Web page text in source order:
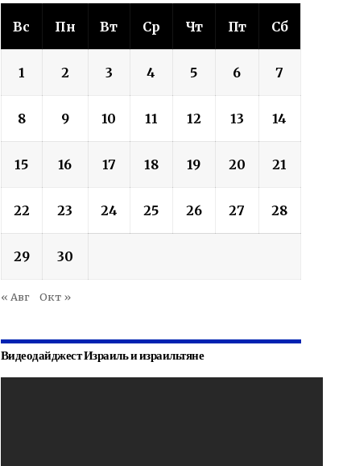
Вс Пн Вт Ср Чт Пт Сб
1 2 3 4 5 6 7
8 9 10 11 12 13 14
15 16 17 18 19 20 21
22 23 24 25 26 27 28
29 30
« Авг Окт »
Видеодайджест Израиль и израильтяне